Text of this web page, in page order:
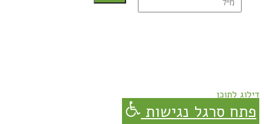
דילוג לתוכן
פתח סרגל נגישות